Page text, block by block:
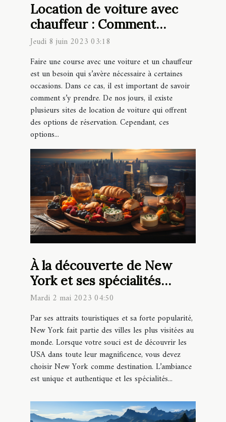
Location de voiture avec
chauffeur : Comment
réserver facilement votre
course en ligne ?
Jeudi 8 juin 2023 03:18
Faire une course avec une voiture et un chauffeur
est un besoin qui s’avère nécessaire à certaines
occasions. Dans ce cas, il est important de savoir
comment s’y prendre. De nos jours, il existe
plusieurs sites de location de voiture qui offrent
des options de réservation. Cependant, ces
options...
À la découverte de New
York et ses spécialités
culinaires
Mardi 2 mai 2023 04:50
Par ses attraits touristiques et sa forte popularité,
New York fait partie des villes les plus visitées au
monde. Lorsque votre souci est de découvrir les
USA dans toute leur magnificence, vous devez
choisir New York comme destination. L’ambiance
est unique et authentique et les spécialités...